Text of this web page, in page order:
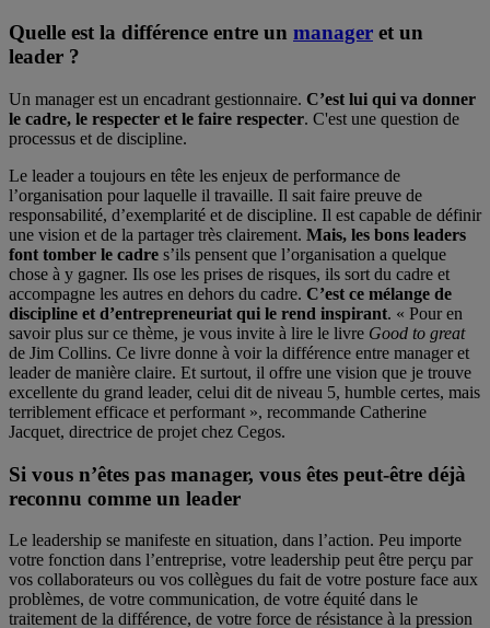
Quelle est la différence entre un manager et un
leader ?
Un manager est un encadrant gestionnaire. C’est lui qui va donner
le cadre, le respecter et le faire respecter. C'est une question de
processus et de discipline.
Le leader a toujours en tête les enjeux de performance de
l’organisation pour laquelle il travaille. Il sait faire preuve de
responsabilité, d’exemplarité et de discipline. Il est capable de définir
une vision et de la partager très clairement. Mais, les bons leaders
font tomber le cadre s’ils pensent que l’organisation a quelque
chose à y gagner. Ils ose les prises de risques, ils sort du cadre et
accompagne les autres en dehors du cadre. C’est ce mélange de
discipline et d’entrepreneuriat qui le rend inspirant. « Pour en
savoir plus sur ce thème, je vous invite à lire le livre Good to great
de Jim Collins. Ce livre donne à voir la différence entre manager et
leader de manière claire. Et surtout, il offre une vision que je trouve
excellente du grand leader, celui dit de niveau 5, humble certes, mais
terriblement efficace et performant », recommande Catherine
Jacquet, directrice de projet chez Cegos.
Si vous n’êtes pas manager, vous êtes peut-être déjà
reconnu comme un leader
Le leadership se manifeste en situation, dans l’action. Peu importe
votre fonction dans l’entreprise, votre leadership peut être perçu par
vos collaborateurs ou vos collègues du fait de votre posture face aux
problèmes, de votre communication, de votre équité dans le
traitement de la différence, de votre force de résistance à la pression